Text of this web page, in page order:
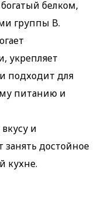
белком,
группы B.
укрепляет
подходит для
питанию и
и
занять достойное
кухне.